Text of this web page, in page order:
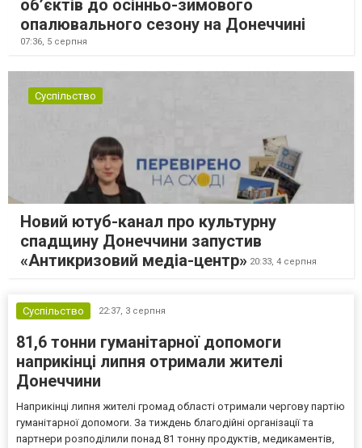
об’єктів до осінньо-зимового
опалювального сезону на Донеччині
07:36, 5 серпня
Суспільство
Новий ютуб-канал про культурну
спадщину Донеччини запустив
«Антикризовий медіа-центр» 20:33, 4 серпня
Суспільство 22:37, 3 серпня
81,6 тонни гуманітарної допомоги
наприкінці липня отримали жителі
Донеччини
Наприкінці липня жителі громад області отримали чергову партію
гуманітарної допомоги. За тиждень благодійні організації та
партнери розподілили понад 81 тонну продуктів, медикаментів,